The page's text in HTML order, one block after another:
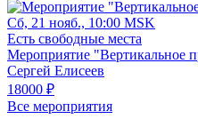
Сб, 21 нояб., 10:00 MSK
Есть свободные места
Мероприятие "Вертикальное
Сергей Елисеев
18000 ₽
Все мероприятия